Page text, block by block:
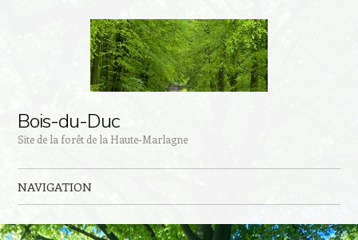
Bois-du-Duc
Site de la forêt de la Haute-Marlagne
NAVIGATION